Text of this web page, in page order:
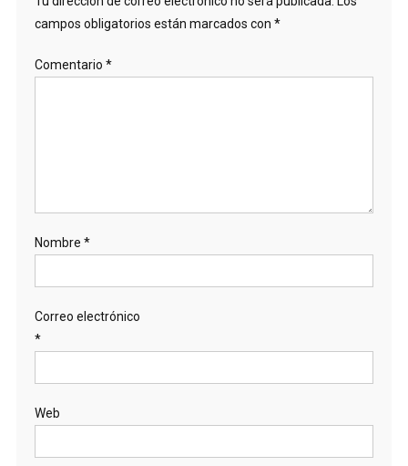
campos obligatorios están marcados con *
Comentario *
Nombre *
Correo electrónico
*
Web